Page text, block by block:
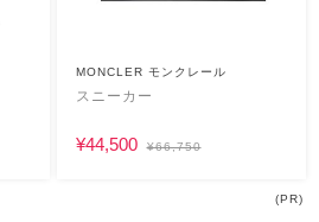
MONCLER モンクレール
スニーカー
¥44,500 ¥66,750
(PR)